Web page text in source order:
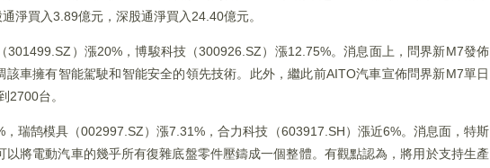
淨買入3.89億元，深股通淨買入24.40億元。
）漲20%，博駿科技（300926.SZ）漲12.75%。消息面上，問界新M7發佈
車擁有智能駕駛和智能安全的領先技術。此外，繼此前AITO汽車宣佈問界新M7單日
2700台。
瑞鹄模具（002997.SZ）漲7.31%，合力科技（603917.SH）漲近6%。消息面，特斯
將電動汽車的幾乎所有復雜底盤零件壓鑄成一個整體。有觀點認為，將用於支持生產